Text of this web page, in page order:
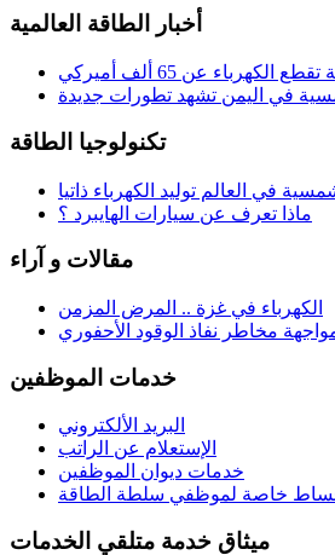
أخبار الطاقة العالمية
الكهرباء عن 65 ألف أميركي
في اليمن تشهد تطورات جديدة
تكنولوجيا الطاقة
في العالم توليد الكهرباء ذاتيا
ماذا تعرف عن سيارات الهايبرد ؟
مقالات و آراء
الكهرباء في غزة .. المرض المزمن
مخاطر نفاذ الوقود الأحفوري
خدمات الموظفين
البريد الألكتروني
الإستعلام عن الراتب
خدمات ديوان الموظفين
خاصة لموظفي سلطة الطاقة
ميثاق خدمة متلقي الخدمات